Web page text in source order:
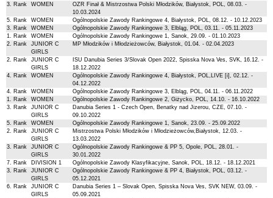
3. Rank
WOMEN
OZR Finał & Mistrzostwa Polski Młodzików, Białystok, POL, 08.03. -
10.03.2024
5. Rank
WOMEN
Ogólnopolskie Zawody Rankingowe 4, Białystok, POL, 08.12. - 10.12.2023
3. Rank
WOMEN
Ogólnopolskie Zawody Rankingowe 3, Elbląg, POL, 03.11. - 05.11.2023
1. Rank
WOMEN
Ogólnopolskie Zawody Rankingowe 1, Sanok, 29.09. - 01.10.2023
2. Rank
JUNIOR C
GIRLS
MP Młodzików i Młodzieżowców, Białystok, 01.04. - 02.04.2023
2. Rank
JUNIOR C
GIRLS
ISU Danubia Series 3/Slovak Open 2022, Spisska Nova Ves, SVK, 16.12. -
18.12.2022
4. Rank
WOMEN
Ogólnopolskie Zawody Rankingowe 4, Białystok, POL,LIVE [i], 02.12. -
04.12.2022
4. Rank
WOMEN
Ogólnopolskie Zawody Rankingowe 3, Elbląg, POL, 04.11. - 06.11.2022
1. Rank
WOMEN
Ogólnopolskie Zawody Rankingowe 2, Giżycko, POL, 14.10. - 16.10.2022
3. Rank
JUNIOR C
GIRLS
Danubia Series 1 - Czech Open, Benatky nad Jizerou, CZE, 07.10. -
09.10.2022
5. Rank
WOMEN
Ogólnopolskie Zawody Rankingowe 1, Sanok, 23.09. - 25.09.2022
2. Rank
JUNIOR C
GIRLS
Mistrzostwa Polski Młodzików i Młodzieżowców,Białystok, 12.03. -
13.03.2022
3. Rank
JUNIOR C
GIRLS
Ogólnopolskie Zawody Rankingowe & PP 5, Opole, POL, 28.01. -
30.01.2022
7. Rank
DIVISION 1
Ogólnopolskie Zawody Klasyfikacyjne, Sanok, POL, 18.12. - 18.12.2021
3. Rank
JUNIOR C
GIRLS
Ogólnopolskie Zawody Rankingowe & PP 4, Białystok, POL, 03.12. -
05.12.2021
6. Rank
JUNIOR C
GIRLS
Danubia Series 1 – Slovak Open, Spisska Nova Ves, SVK NEW, 03.09. -
05.09.2021